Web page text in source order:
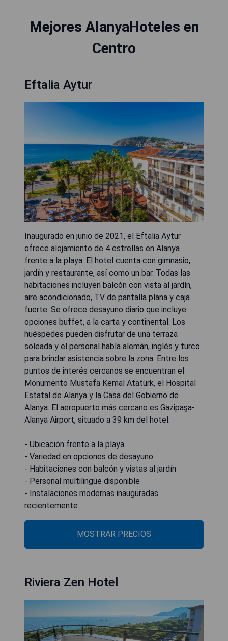
Mejores AlanyaHoteles en
Centro
Eftalia Aytur
Inaugurado en junio de 2021, el Eftalia Aytur
ofrece alojamiento de 4 estrellas en Alanya
frente a la playa. El hotel cuenta con gimnasio,
jardín y restaurante, así como un bar. Todas las
habitaciones incluyen balcón con vista al jardín,
aire acondicionado, TV de pantalla plana y caja
fuerte. Se ofrece desayuno diario que incluye
opciones buffet, a la carta y continental. Los
huéspedes pueden disfrutar de una terraza
soleada y el personal habla alemán, inglés y turco
para brindar asistencia sobre la zona. Entre los
puntos de interés cercanos se encuentran el
Monumento Mustafa Kemal Atatürk, el Hospital
Estatal de Alanya y la Casa del Gobierno de
Alanya. El aeropuerto más cercano es Gazipaşa-
Alanya Airport, situado a 39 km del hotel.
- Ubicación frente a la playa
- Variedad en opciones de desayuno
- Habitaciones con balcón y vistas al jardín
- Personal multilingüe disponible
- Instalaciones modernas inauguradas
recientemente
MOSTRAR PRECIOS
Riviera Zen Hotel